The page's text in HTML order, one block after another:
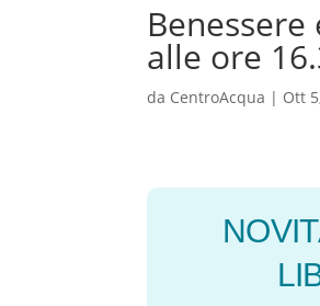
alle ore
da CentroAcqua | Ott